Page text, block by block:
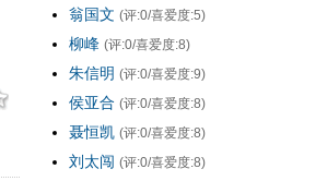
翁国文 (评:0/喜爱度:5)
柳峰 (评:0/喜爱度:8)
朱信明 (评:0/喜爱度:9)
侯亚合 (评:0/喜爱度:8)
聂恒凯 (评:0/喜爱度:8)
刘太闯 (评:0/喜爱度:8)